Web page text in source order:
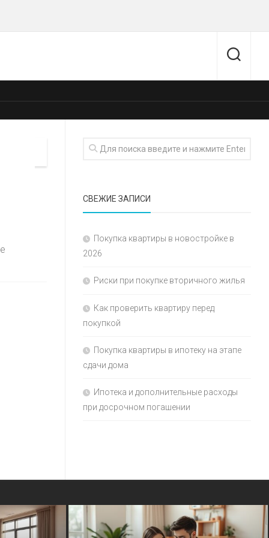
СВЕЖИЕ ЗАПИСИ
Покупка квартиры в новостройке в
2026
Риски при покупке вторичного жилья
Как проверить квартиру перед
покупкой
Покупка квартиры в ипотеку на этапе
сдачи дома
Ипотека и дополнительные расходы
при досрочном погашении